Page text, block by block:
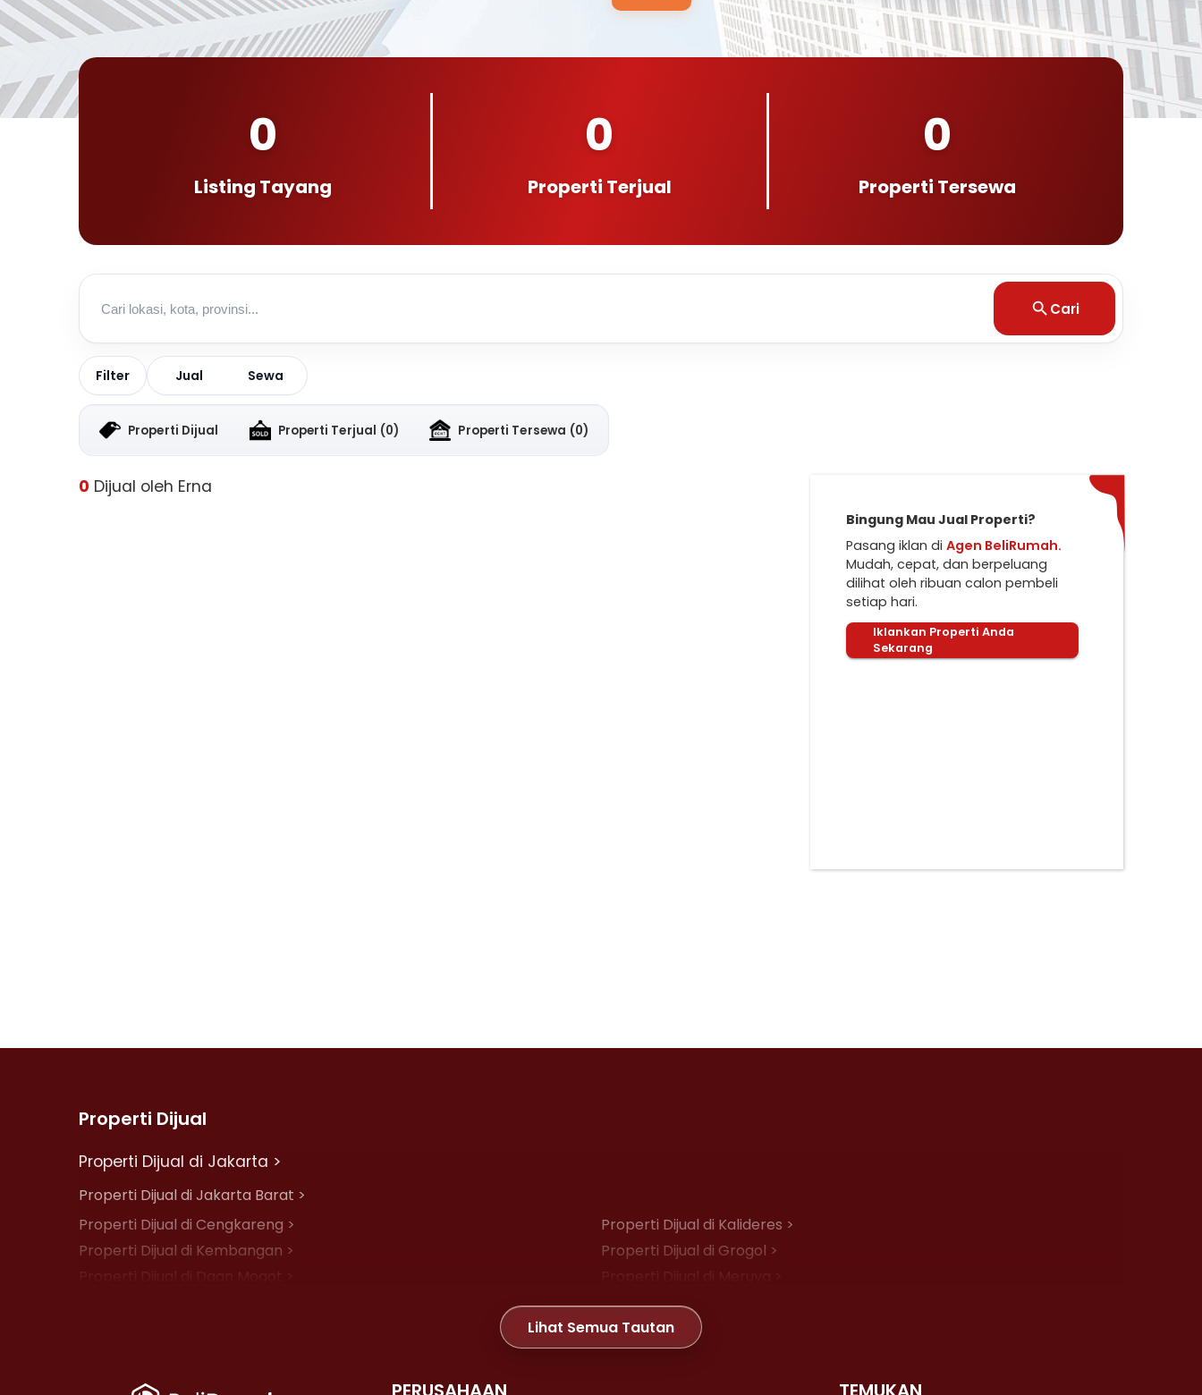
0
Listing Tayang
0
Properti Terjual
0
Properti Tersewa
Cari
Filter Jual Sewa
Properti Dijual Properti Terjual (0) Properti Tersewa (0)
0 Dijual oleh Erna
Bingung Mau Jual Properti?
Pasang iklan di Agen BeliRumah.
Mudah, cepat, dan berpeluang
dilihat oleh ribuan calon pembeli
setiap hari.
Iklankan Properti Anda
Sekarang
Properti Dijual
Properti Dijual di Jakarta >
Properti Dijual di Jakarta Barat >
Properti Dijual di Cengkareng >
Properti Dijual di Kalideres >
Properti Dijual di Kembangan >
Properti Dijual di Grogol >
Properti Dijual di Daan Mogot >
Properti Dijual di Meruya >
Properti Dijual di Joglo >
Lihat Semua Tautan